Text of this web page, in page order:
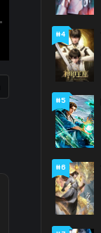
#4
#5
#6